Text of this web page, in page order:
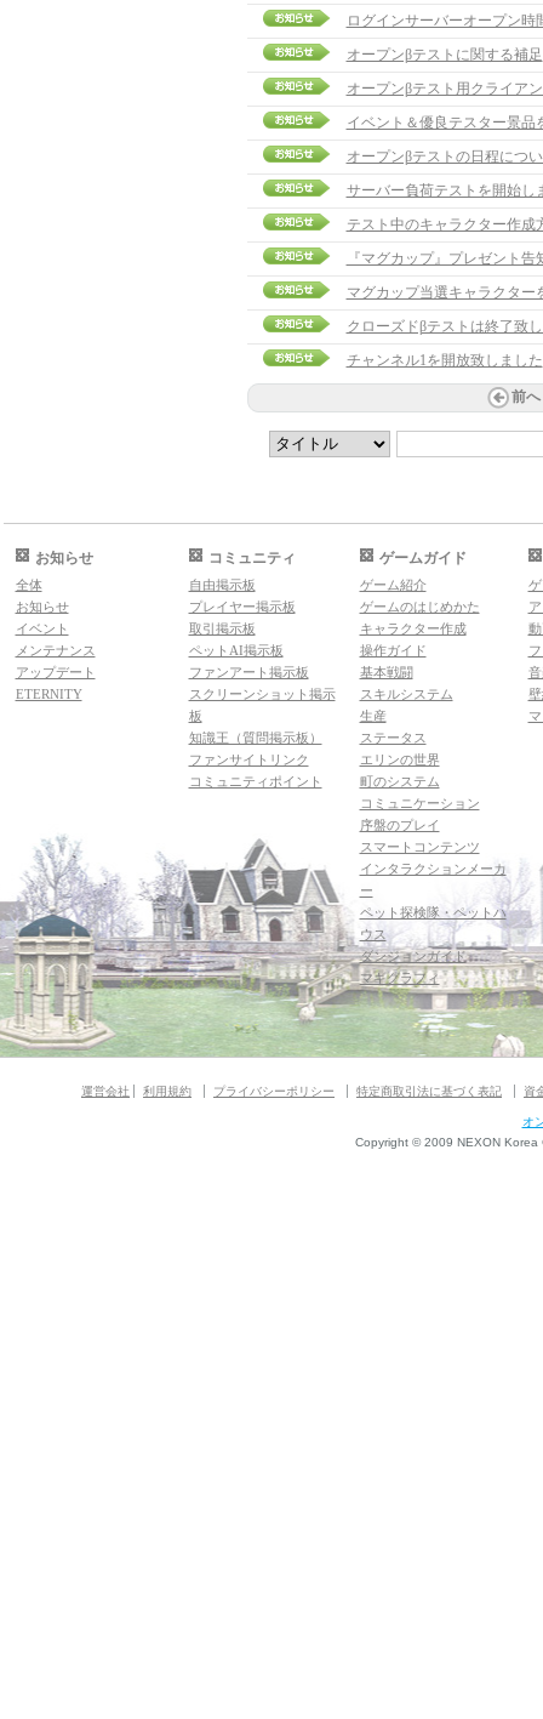
ログインサーバーオープン時
オープンβテストに関する補足
オープンβテスト用クライア
イベント＆優良テスター景品
オープンβテストの日程につ
サーバー負荷テストを開始し
テスト中のキャラクター作成
『マグカップ』プレゼント
マグカップ当選キャラクター
クローズドβテストは終了致
チャンネル1を開放致しました
前へ
お知らせ
全体
お知らせ
イベント
メンテナンス
アップデート
ETERNITY
コミュニティ
自由掲示板
プレイヤー掲示板
取引掲示板
ペットAI掲示板
ファンアート掲示板
スクリーンショット掲示
板
知識王（質問掲示板）
ファンサイトリンク
コミュニティポイント
ゲームガイド
ゲーム紹介
ゲームのはじめかた
キャラクター作成
操作ガイド
基本戦闘
スキルシステム
生産
ステータス
エリンの世界
町のシステム
コミュニケーション
序盤のプレイ
スマートコンテンツ
インタラクションメーカ
ー
ペット探検隊・ペットハ
ウス
ダンジョンガイド
マギグラフィ
運営会社 利用規約 プライバシーポリシー 特定商取引法に基づく表記 資
オ
Copyright © 2009 NEXON Korea